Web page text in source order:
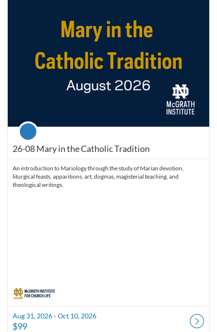
26-08 Mary in the Catholic Tradition
Course
An introduction to Mariology through the study of Marian devotion,
liturgical feasts, apparitions, art, dogmas, magisterial teaching, and
theological writings.
Aug 31, 2026 - Oct 10, 2026
$99